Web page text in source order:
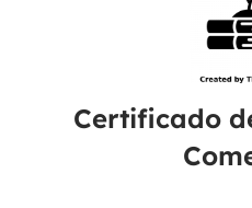
Certificado